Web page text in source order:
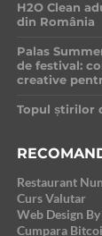
H2O Clean
din România
Palas
de festival:
creative
Topul știrilor
Restaurant
Curs Valutar
Web Design
Cumpara